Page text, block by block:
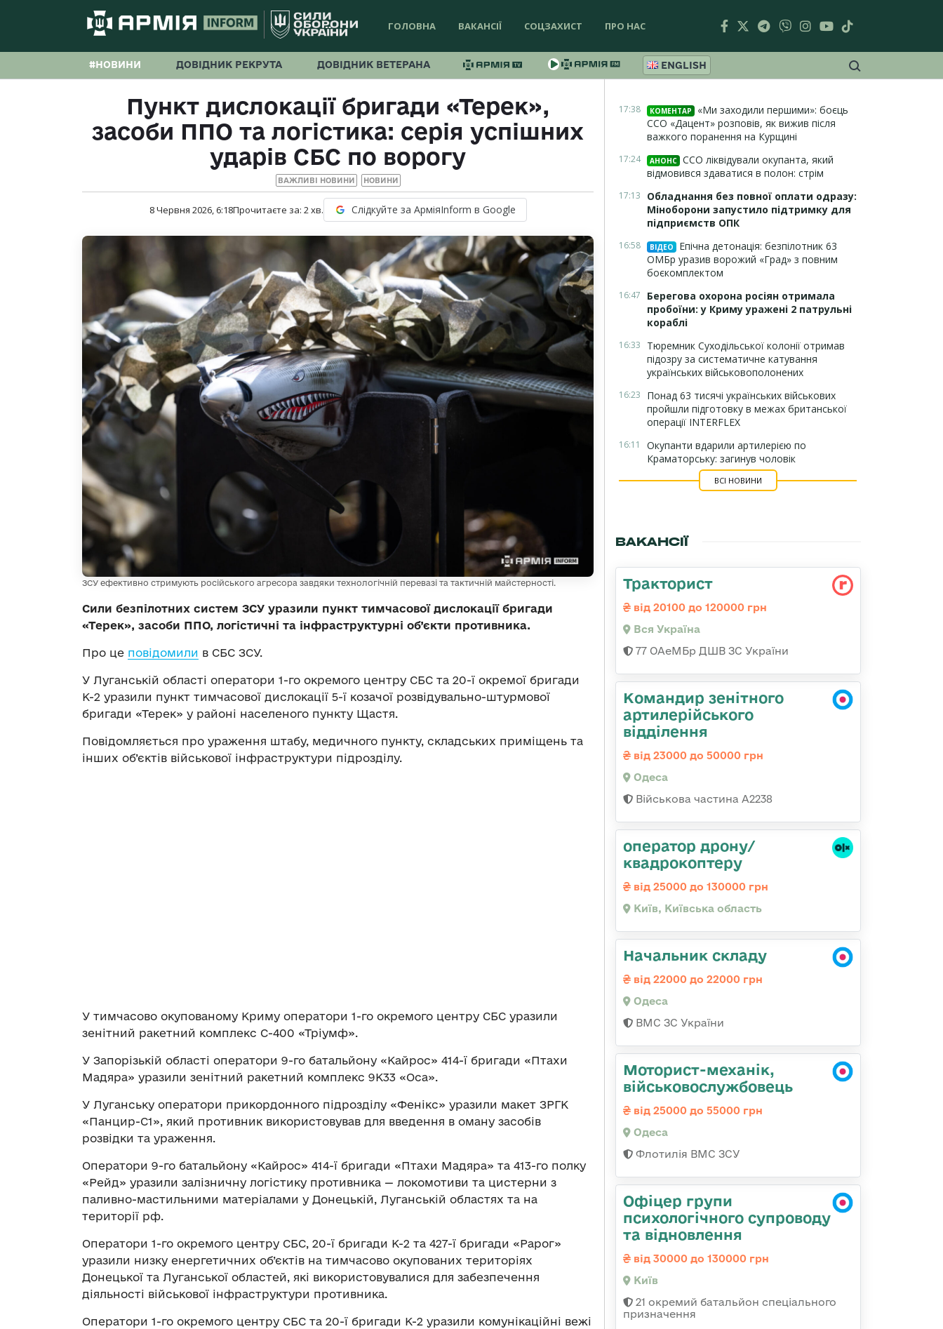
ГОЛОВНА ВАКАНСІЇ СОЦЗАХИСТ ПРО НАС
#НОВИНИ ДОВІДНИК РЕКРУТА ДОВІДНИК ВЕТЕРАНА ENGLISH
Пункт дислокації бригади «Терек»,
засоби ППО та логістика: серія успішних
ударів СБС по ворогу
ВАЖЛИВІ НОВИНИ НОВИНИ
8 Червня 2026, 6:18Прочитаєте за: 2хв. Слідкуйте за АрміяInform в Google
ЗСУ ефективно стримують російського агресора завдяки технологічній перевазі та тактичній майстерності.
Сили безпілотних систем ЗСУ уразили пункт тимчасової дислокації бригади
«Терек», засоби ППО, логістичні та інфраструктурні об’єкти противника.
Про це повідомили в СБС ЗСУ.
У Луганській області оператори 1-го окремого центру СБС та 20-ї окремої бригади
К-2 уразили пункт тимчасової дислокації 5-ї козачої розвідувально-штурмової
бригади «Терек» у районі населеного пункту Щастя.
Повідомляється про ураження штабу, медичного пункту, складських приміщень та
інших об’єктів військової інфраструктури підрозділу.
У тимчасово окупованому Криму оператори 1-го окремого центру СБС уразили
зенітний ракетний комплекс С-400 «Тріумф».
У Запорізькій області оператори 9-го батальйону «Кайрос» 414-ї бригади «Птахи
Мадяра» уразили зенітний ракетний комплекс 9К33 «Оса».
У Луганську оператори прикордонного підрозділу «Фенікс» уразили макет ЗРГК
«Панцир-С1», який противник використовував для введення в оману засобів
розвідки та ураження.
Оператори 9-го батальйону «Кайрос» 414-ї бригади «Птахи Мадяра» та 413-го полку
«Рейд» уразили залізничну логістику противника — локомотиви та цистерни з
паливно-мастильними матеріалами у Донецькій, Луганській областях та на
території рф.
Оператори 1-го окремого центру СБС, 20-ї бригади К-2 та 427-ї бригади «Рарог»
уразили низку енергетичних об’єктів на тимчасово окупованих територіях
Донецької та Луганської областей, які використовувалися для забезпечення
діяльності військової інфраструктури противника.
Оператори 1-го окремого центру СБС та 20-ї бригади К-2 уразили комунікаційні вежі
17:38 КОМЕНТАР
«Ми заходили першими»: боєць
ССО «Дацент» розповів, як вижив після
важкого поранення на Курщині
17:24 АНОНС ССО ліквідували окупанта, який
відмовився здаватися в полон: стрім
17:13
Обладнання без повної оплати одразу:
Міноборони запустило підтримку для
підприємств ОПК
16:58 ВІДЕО
Епічна детонація: безпілотник 63
ОМБр уразив ворожий «Град» з повним
боєкомплектом
16:47
Берегова охорона росіян отримала
пробоїни: у Криму уражені 2 патрульні
кораблі
16:33
Тюремник Суходільської колонії отримав
підозру за систематичне катування
українських військовополонених
16:23
Понад 63 тисячі українських військових
пройшли підготовку в межах британської
операції INTERFLEX
16:11
Окупанти вдарили артилерією по
Краматорську: загинув чоловік
ВСІ НОВИНИ
ВАКАНСІЇ
Тракторист
від 20100 до 120000 грн
Вся Україна
77 ОАеМБр ДШВ ЗС України
Командир зенітного
артилерійського
відділення
від 23000 до 50000 грн
Одеса
Військова частина А2238
оператор дрону/
квадрокоптеру
від 25000 до 130000 грн
Київ, Київська область
Начальник складу
від 22000 до 22000 грн
Одеса
ВМС ЗС України
Моторист-механік,
військовослужбовець
від 25000 до 55000 грн
Одеса
Флотилія ВМС ЗСУ
Офіцер групи
психологічного супроводу
та відновлення
від 30000 до 130000 грн
Київ
21 окремий батальйон спеціального
призначення